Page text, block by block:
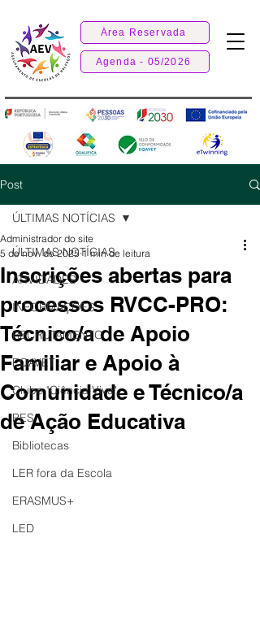
Área Reservada
Agenda - 05/2026
Post
ÚLTIMAS NOTÍCIAS
ATIVIDADES
INFORMAÇÕES
RECRUTAMENTO
EQAVET
Clube "Ciência Viva"
PES
Bibliotecas
LER fora da Escola
ERASMUS+
LED
ÚLTIMAS NOTÍCIAS
Inscrições abertas para
processos RVCC-PRO:
Técnico/a de Apoio
Familiar e Apoio à
Comunidade e Técnico/a
de Ação Educativa
Administrador do site
5 de nov. de 2025 1 min de leitura